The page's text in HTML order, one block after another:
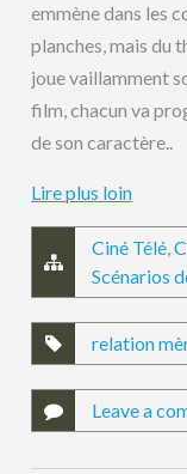
emmène dans les
planches, mais du
joue vaillamment
film, chacun va
de son caractère..
Lire plus loin
Ciné Télé,
Scénarios
relation
Leave a